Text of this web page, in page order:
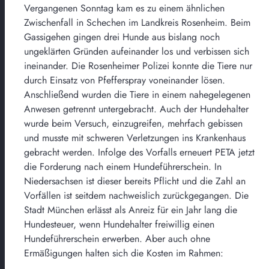
Vergangenen Sonntag kam es zu einem ähnlichen
Zwischenfall in Schechen im Landkreis Rosenheim. Beim
Gassigehen gingen drei Hunde aus bislang noch
ungeklärten Gründen aufeinander los und verbissen sich
ineinander. Die Rosenheimer Polizei konnte die Tiere nur
durch Einsatz von Pfefferspray voneinander lösen.
Anschließend wurden die Tiere in einem nahegelegenen
Anwesen getrennt untergebracht. Auch der Hundehalter
wurde beim Versuch, einzugreifen, mehrfach gebissen
und musste mit schweren Verletzungen ins Krankenhaus
gebracht werden. Infolge des Vorfalls erneuert PETA jetzt
die Forderung nach einem Hundeführerschein. In
Niedersachsen ist dieser bereits Pflicht und die Zahl an
Vorfällen ist seitdem nachweislich zurückgegangen. Die
Stadt München erlässt als Anreiz für ein Jahr lang die
Hundesteuer, wenn Hundehalter freiwillig einen
Hundeführerschein erwerben. Aber auch ohne
Ermäßigungen halten sich die Kosten im Rahmen: